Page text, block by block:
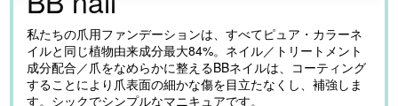
私たちの爪用ファンデーションは、すべてピュア・カラーネ
イルと同じ植物由来成分最大84%。ネイル／トリートメント
成分配合／爪をなめらかに整えるBBネイルは、コーティング
することにより爪表面の細かな傷を目立たなくし、補強しま
す。シックでシンプルなマニキュアです。